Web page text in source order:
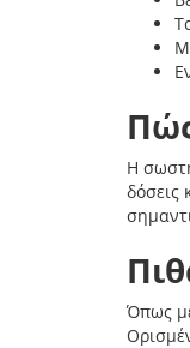
Η
δόσεις
Όπως